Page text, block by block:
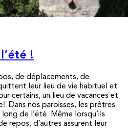
!
de déplacements, de
leur lieu de vie habituel et
certains, un lieu de vacances et
Dans nos paroisses, les prêtres
de l’été. Même lorsqu’ils
repos, d’autres assurent leur